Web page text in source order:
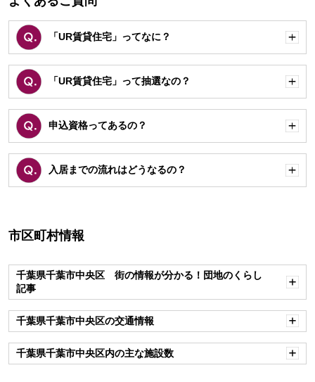
「UR賃貸住宅」ってなに？
く
「UR賃貸住宅」って抽選なの？
く
申込資格ってあるの？
く
入居までの流れはどうなるの？
く
市区町村情報
千葉県千葉市中央区 街の情報が分かる！団地のくらし
記事
く
千葉県千葉市中央区の交通情報
千葉県千葉市中央区内の主な施設数